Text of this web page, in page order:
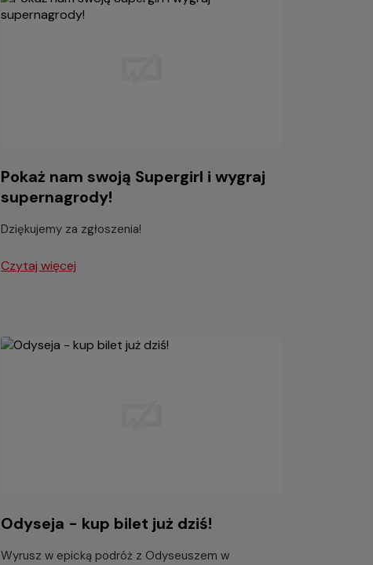
Pokaż nam swoją Supergirl i wygraj
supernagrody!
Dziękujemy za zgłoszenia!
Czytaj więcej
Odyseja - kup bilet już dziś!
Wyrusz w epicką podróż z Odyseuszem w